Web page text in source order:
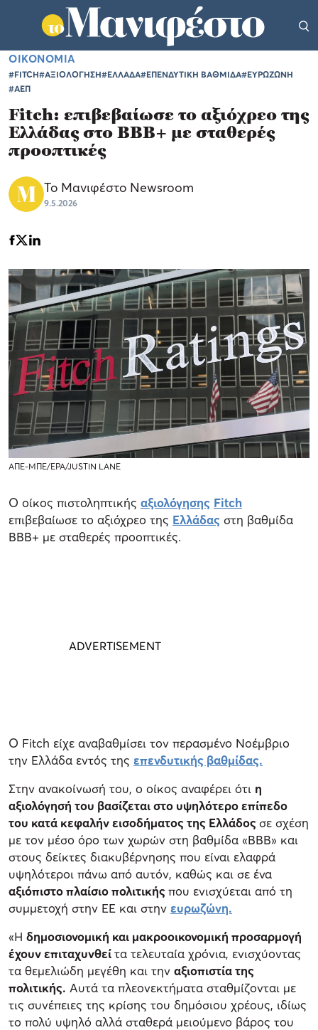
ΟΙΚΟΝΟΜΙΑ
#FITCH#ΑΞΙΟΛΟΓΗΣΗ#ΕΛΛΑΔΑ#ΕΠΕΝΔΥΤΙΚΗ ΒΑΘΜΙΔΑ#ΕΥΡΩΖΩΝΗ
#ΑΕΠ
Fitch: επιβεβαίωσε το αξιόχρεο της
Ελλάδας στο BBB+ με σταθερές
προοπτικές
Το Μανιφέστο Newsroom
9.5.2026
ΑΠΕ-ΜΠΕ/EPA/JUSTIN LANE
O οίκος πιστοληπτικής αξιολόγησης Fitch
επιβεβαίωσε το αξιόχρεο της Ελλάδας στη βαθμίδα
BBB+ με σταθερές προοπτικές.
Ο Fitch είχε αναβαθμίσει τον περασμένο Νοέμβριο
την Ελλάδα εντός της επενδυτικής βαθμίδας.
Στην ανακοίνωσή του, ο οίκος αναφέρει ότι η
αξιολόγησή του βασίζεται στο υψηλότερο επίπεδο
του κατά κεφαλήν εισοδήματος της Ελλάδοςσε σχέση
με τον μέσο όρο των χωρών στη βαθμίδα «BBB» και
στους δείκτες διακυβέρνησης που είναι ελαφρά
υψηλότεροι πάνω από αυτόν, καθώς και σε ένα
αξιόπιστο πλαίσιο πολιτικήςπου ενισχύεται από τη
συμμετοχή στην ΕΕ και στην ευρωζώνη.
«Η δημοσιονομική και μακροοικονομική προσαρμογή
έχουν επιταχυνθείτα τελευταία χρόνια, ενισχύοντας
τα θεμελιώδη μεγέθη και την αξιοπιστία της
πολιτικής. Αυτά τα πλεονεκτήματα σταθμίζονται με
τις συνέπειες της κρίσης του δημόσιου χρέους, ιδίως
το πολύ υψηλό αλλά σταθερά μειούμενο βάρος του